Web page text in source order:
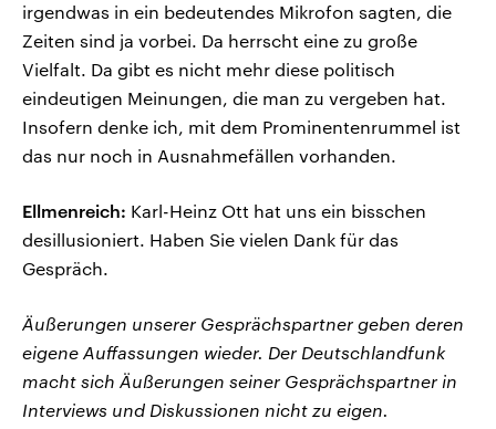
irgendwas in ein bedeutendes Mikrofon sagten, die
Zeiten sind ja vorbei. Da herrscht eine zu große
Vielfalt. Da gibt es nicht mehr diese politisch
eindeutigen Meinungen, die man zu vergeben hat.
Insofern denke ich, mit dem Prominentenrummel ist
das nur noch in Ausnahmefällen vorhanden.
Ellmenreich: Karl-Heinz Ott hat uns ein bisschen
desillusioniert. Haben Sie vielen Dank für das
Gespräch.
Äußerungen unserer Gesprächspartner geben deren
eigene Auffassungen wieder. Der Deutschlandfunk
macht sich Äußerungen seiner Gesprächspartner in
Interviews und Diskussionen nicht zu eigen.